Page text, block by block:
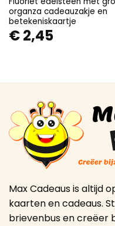
organza cadeauzakje en
betekeniskaartje
€2,45
Max Cadeaus is altijd
kaarten en cadeaus.
brievenbus en creëer